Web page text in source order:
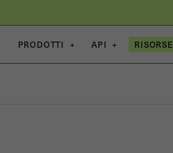
PRODOTTI + API + RISORSE